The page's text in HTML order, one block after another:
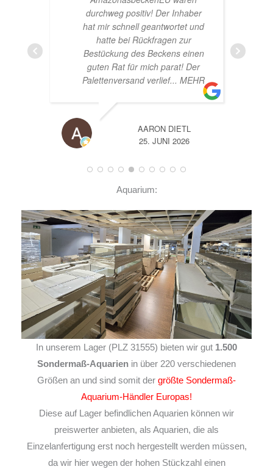
Glücklich mit meinem
Beståbecken
A
14. JUNI 2026
Aquarium:
In unserem Lager (PLZ 31555) bieten wir gut 1.500
Sondermaß-Aquarien in über 220 verschiedenen
Größen an und sind somit der größte Sondermaß-
Aquarium-Händler Europas!
Diese auf Lager befindlichen Aquarien können wir
preiswerter anbieten, als Aquarien, die als
Einzelanfertigung erst noch hergestellt werden müssen,
da wir hier wegen der hohen Stückzahl einen